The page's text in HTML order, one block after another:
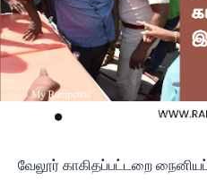
வேலூர் காகிதப்பட்டறை